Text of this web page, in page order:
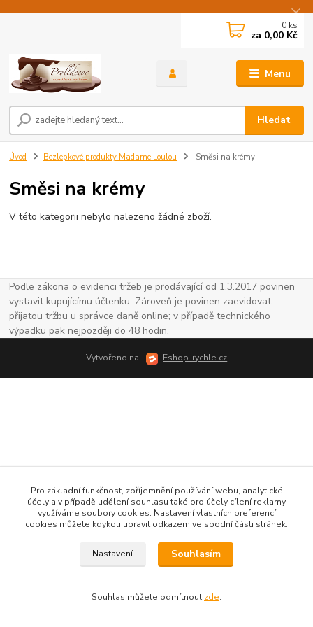
Menu
Hledat
0 ks
za 0,00 Kč
Úvod Bezlepkové produkty Madame Loulou Směsi na krémy
Směsi na krémy
V této kategorii nebylo nalezeno žádné zboží.
Podle zákona o evidenci tržeb je prodávající od 1.3.2017 povinen
vystavit kupujícímu účtenku. Zároveň je povinen zaevidovat
přijatou tržbu u správce daně online; v případě technického
výpadku pak nejpozději do 48 hodin.
Vytvořeno na Eshop-rychle.cz
Pro základní funkčnost, zpříjemnění používání webu, analytické
účely a v případě udělení souhlasu také pro účely cílení reklamy
využíváme soubory cookies. Nastavení vlastních preferencí
cookies můžete kdykoli upravit odkazem ve spodní části stránek.
Nastavení Souhlasím
Souhlas můžete odmítnout zde.